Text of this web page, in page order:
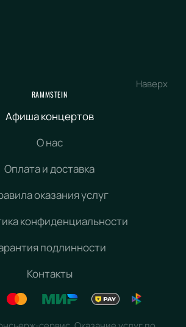
Наверх
RAMMSTEIN
Афиша концертов
О нас
Оплата и доставка
оказания услуг
конфиденциальности
подлинности
Контакты